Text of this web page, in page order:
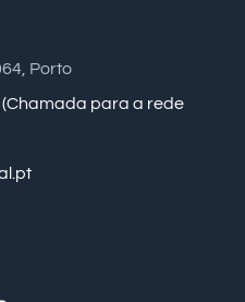
Porto
(Chamada para a rede